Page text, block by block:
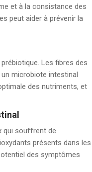
et à la consistance des
peut aider à prévenir la
Les fibres des
microbiote intestinal
des nutriments, et
qui souffrent de
présents dans les
des symptômes